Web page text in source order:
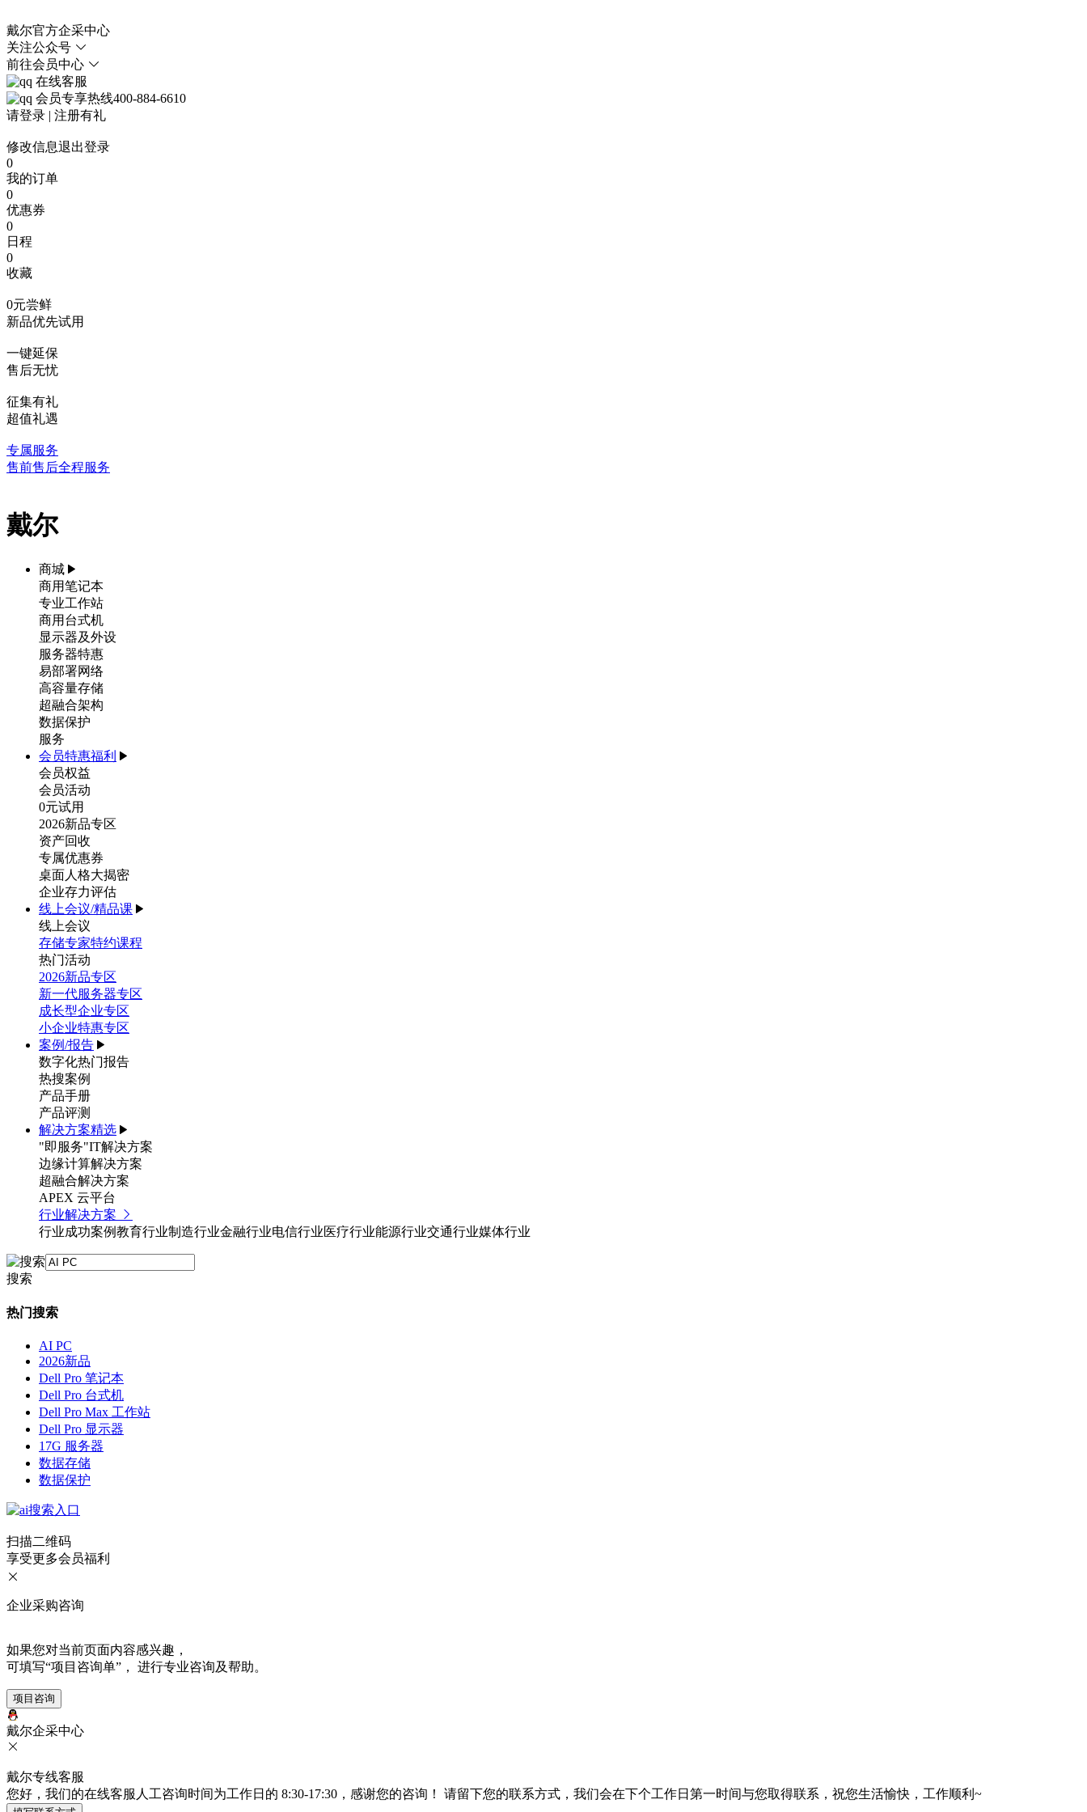
戴尔官方企采中心
关注公众号
前往会员中心
在线客服
会员专享热线400-884-6610
请登录 | 注册有礼
修改信息退出登录
0
我的订单
0
优惠券
0
日程
0
收藏
0元尝鲜
新品优先试用
一键延保
售后无忧
征集有礼
超值礼遇
专属服务
售前售后全程服务
戴尔
商城
商用笔记本
专业工作站
商用台式机
显示器及外设
服务器特惠
易部署网络
高容量存储
超融合架构
数据保护
服务
会员特惠福利
会员权益
会员活动
0元试用
2026新品专区
资产回收
专属优惠券
桌面人格大揭密
企业存力评估
线上会议/精品课
线上会议
存储专家特约课程
热门活动
2026新品专区
新一代服务器专区
成长型企业专区
小企业特惠专区
案例/报告
数字化热门报告
热搜案例
产品手册
产品评测
解决方案精选
"即服务"IT解决方案
边缘计算解决方案
超融合解决方案
APEX 云平台
行业解决方案
行业成功案例教育行业制造行业金融行业电信行业医疗行业能源行业交通行业媒体行业
搜索
热门搜索
AI PC
2026新品
Dell Pro 笔记本
Dell Pro 台式机
Dell Pro Max 工作站
Dell Pro 显示器
17G 服务器
数据存储
数据保护
扫描二维码
享受更多会员福利
企业采购咨询
如果您对当前页面内容感兴趣，
可填写“项目咨询单”， 进行专业咨询及帮助。
项目咨询
戴尔企采中心
戴尔专线客服
您好，我们的在线客服人工咨询时间为工作日的 8:30-17:30，感谢您的咨询！ 请留下您的联系方式，我们会在下个工作日第一时间与您取得联系，祝您生活愉快，工作顺利~